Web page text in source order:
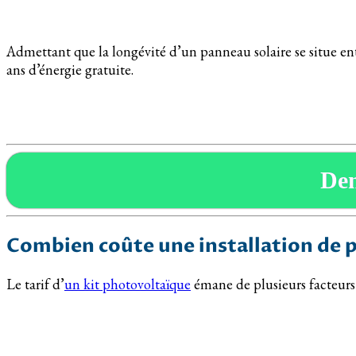
Admettant que la longévité d’un panneau solaire se situe
ans d’énergie gratuite.
Combien coûte une installation de
Le tarif d’un kit photovoltaïque émane de plusieurs